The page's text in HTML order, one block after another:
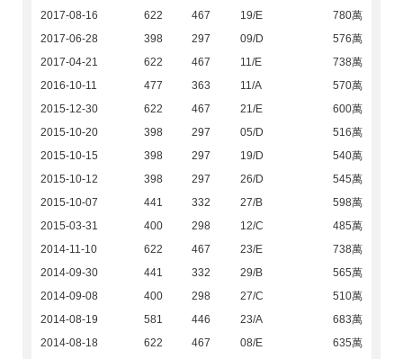
2017-08-16
622 467 19/E
780萬
2017-06-28
398 297 09/D
576萬
2017-04-21
622 467 11/E
738萬
2016-10-11
477 363 11/A
570萬
2015-12-30
622 467 21/E
600萬
2015-10-20
398 297 05/D
516萬
2015-10-15
398 297 19/D
540萬
2015-10-12
398 297 26/D
545萬
2015-10-07
441 332 27/B
598萬
2015-03-31
400 298 12/C
485萬
2014-11-10
622 467 23/E
738萬
2014-09-30
441 332 29/B
565萬
2014-09-08
400 298 27/C
510萬
2014-08-19
581 446 23/A
683萬
2014-08-18
622 467 08/E
635萬